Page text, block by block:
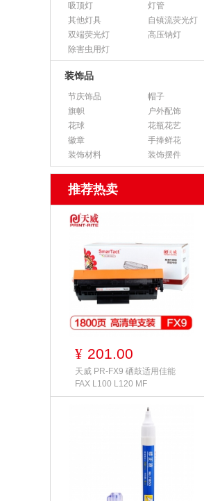
吸顶灯
灯管
其他灯具
自镇流荧光灯
双端荧光灯
高压钠灯
除害虫用灯
装饰品
节庆饰品
帽子
旗帜
户外配饰
花球
花瓶花艺
徽章
手捧鲜花
装饰材料
装饰摆件
推荐热卖
¥ 201.00
天威 PR-FX9 硒鼓适用佳能
FAX L100 L120 MF